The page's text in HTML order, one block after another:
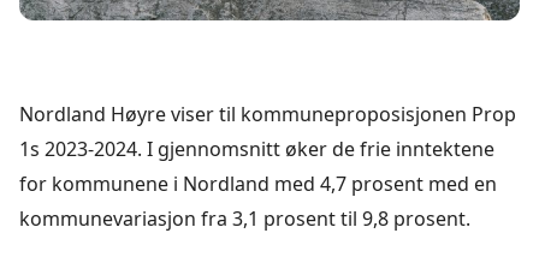
Nordland Høyre viser til kommuneproposisjonen Prop
1s 2023-2024. I gjennomsnitt øker de frie inntektene
for kommunene i Nordland med 4,7 prosent med en
kommunevariasjon fra 3,1 prosent til 9,8 prosent.